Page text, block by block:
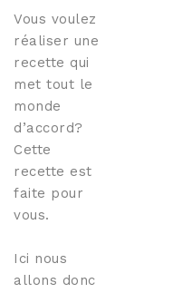
combien en
Joncs Bouddhistes:
comment sont ils
par les moines?
Tous les Joncs
"Les Discrets"
37 coloris
Sélection
Bracelets en
100%
Vous voulez
réaliser une
recette qui
met tout le
monde
d’accord?
Cette
recette est
faite pour
vous.
Ici nous
allons donc